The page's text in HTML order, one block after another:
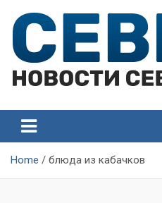
content
Севастополя
Севастополя
Home блюда из кабачков